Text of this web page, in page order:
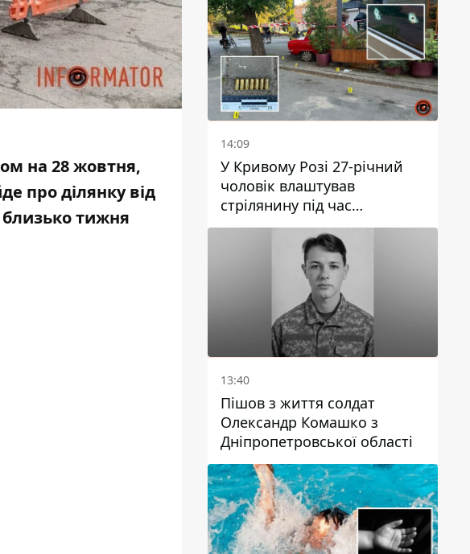
на 28 жовтня,
про ділянку від
тижня
14:09
У Кривому Розі 27-річний
чоловік влаштував
стрілянину під час
конфлікту: є поранений
13:40
Пішов з життя солдат
Олександр Комашко з
Дніпропетровської області